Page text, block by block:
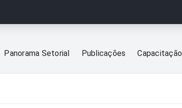
Panorama Setorial Publicações Capacitação